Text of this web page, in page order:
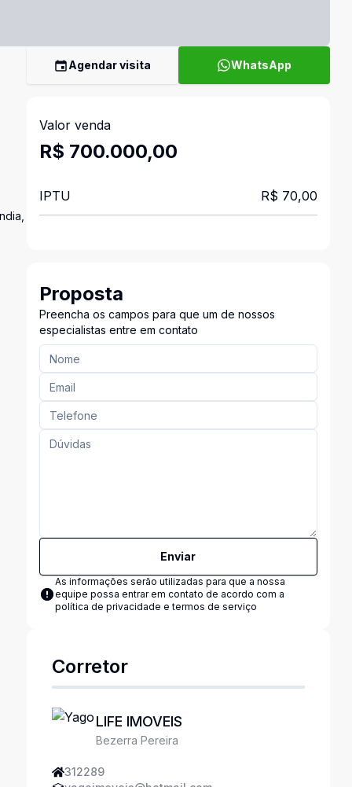
Agendar visita WhatsApp
Valor venda
R$ 700.000,00
IPTU R$ 70,00
Proposta
Preencha os campos para que um de nossos
especialistas entre em contato
Enviar
As informações serão utilizadas para que a nossa
equipe possa entrar em contato de acordo com a
política de privacidade e termos de serviço
Corretor
LIFE IMOVEIS
Bezerra Pereira
312289